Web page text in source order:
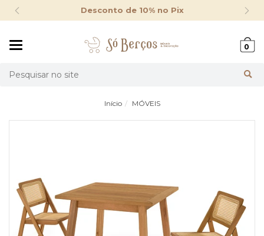
Desconto de 10% no Pix
0
Início MÓVEIS